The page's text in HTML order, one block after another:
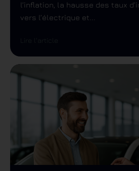
l’inflation, la hausse des taux
vers l’électrique et...
Lire l'article